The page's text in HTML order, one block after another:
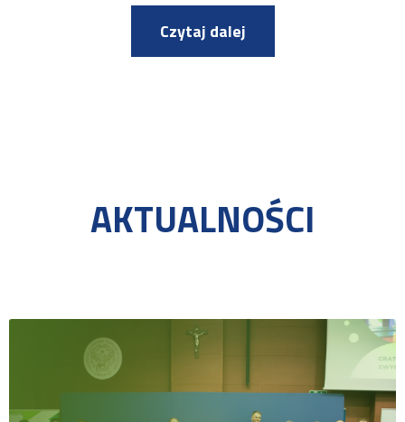
Czytaj dalej
AKTUALNOŚCI